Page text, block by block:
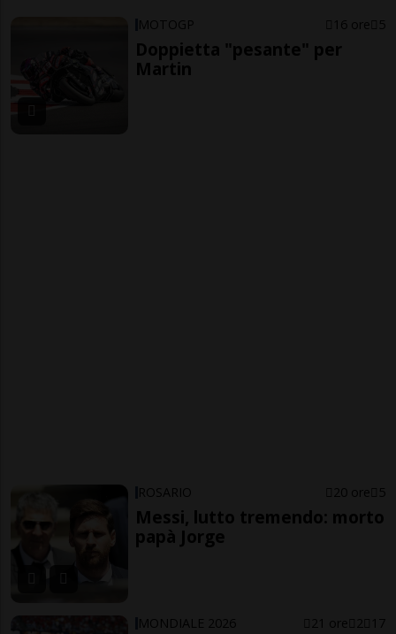
MOTOGP 16 ore 5
Doppietta "pesante" per
Martin
ROSARIO 20 ore 5
Messi, lutto tremendo: morto
papà Jorge
MONDIALE 2026 21 ore 2 17